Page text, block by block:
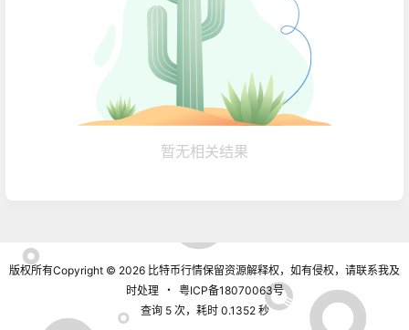
暂无相关结果
版权所有Copyright © 2026 比特币行情保留资源解释权，如有侵权，请联系我及
时处理
・ 粤ICP备18070063号
查询 5 次，耗时 0.1352 秒